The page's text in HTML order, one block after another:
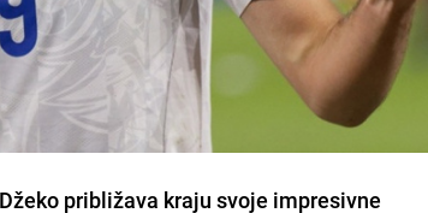
približava kraju svoje impresivne